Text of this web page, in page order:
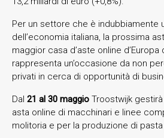
Per un settore che è indubbiamente
dell’economia italiana, la prossima
maggior casa d’aste online d’Europa
rappresenta un’occasione da non
privati in cerca di opportunità di
Dal 21 al 30 maggio Troostwijk
asta online di macchinari e linee
molitoria e per la produzione di